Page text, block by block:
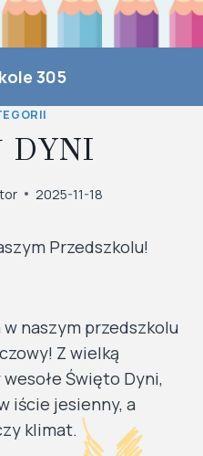
305
DYNI
2025-11-18
Przedszkolu!
naszym przedszkolu
Z wielką
Święto Dyni,
iście jesienny, a
klimat.